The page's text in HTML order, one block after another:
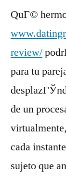
QuГ©
review/
para tu
de un
cada
sujeto que